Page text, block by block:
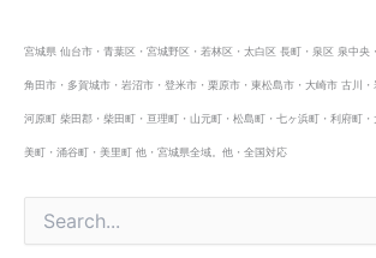
宮城県 仙台市・青葉区・宮城野区・若林区・太白区 長町・泉区 泉中央
角田市・多賀城市・岩沼市・登米市・栗原市・東松島市・大崎市 古川
河原町 柴田郡・柴田町・亘理町・山元町・松島町・七ヶ浜町・利府町
美町・涌谷町・美里町 他・宮城県全域。他・全国対応